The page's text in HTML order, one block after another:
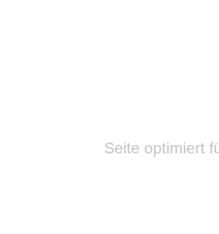
Seite optimiert